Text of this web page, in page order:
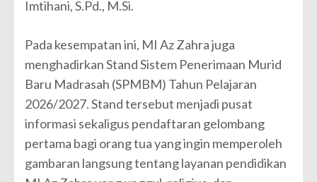
Imtihani, S.Pd., M.Si.
Pada kesempatan ini, MI Az Zahra juga
menghadirkan Stand Sistem Penerimaan Murid
Baru Madrasah (SPMBM) Tahun Pelajaran
2026/2027. Stand tersebut menjadi pusat
informasi sekaligus pendaftaran gelombang
pertama bagi orang tua yang ingin memperoleh
gambaran langsung tentang layanan pendidikan